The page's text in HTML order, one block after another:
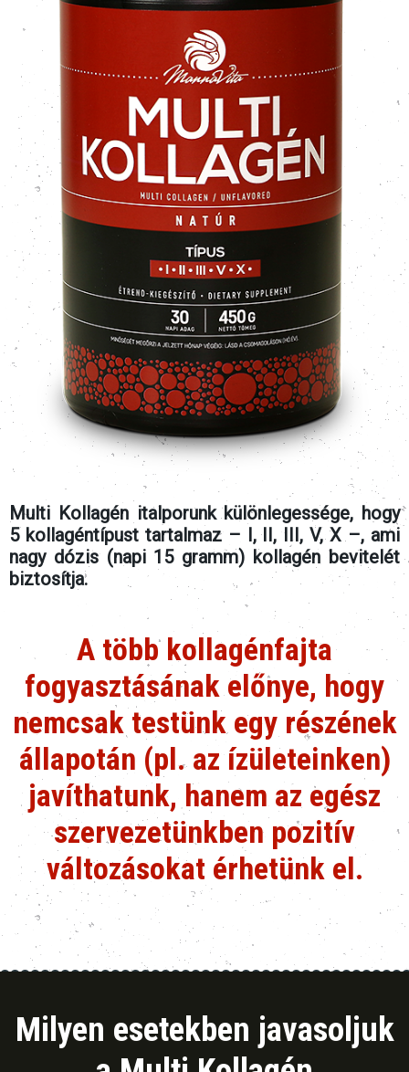
Multi Kollagén italporunk különlegessége, hogy
5 kollagéntípust tartalmaz – I, II, III, V, X –, ami
nagy dózis (napi 15 gramm) kollagén bevitelét
biztosítja.
A több kollagénfajta
fogyasztásának előnye, hogy
nemcsak testünk egy részének
állapotán (pl. az ízületeinken)
javíthatunk, hanem az egész
szervezetünkben pozitív
változásokat érhetünk el.
Milyen esetekben javasoljuk